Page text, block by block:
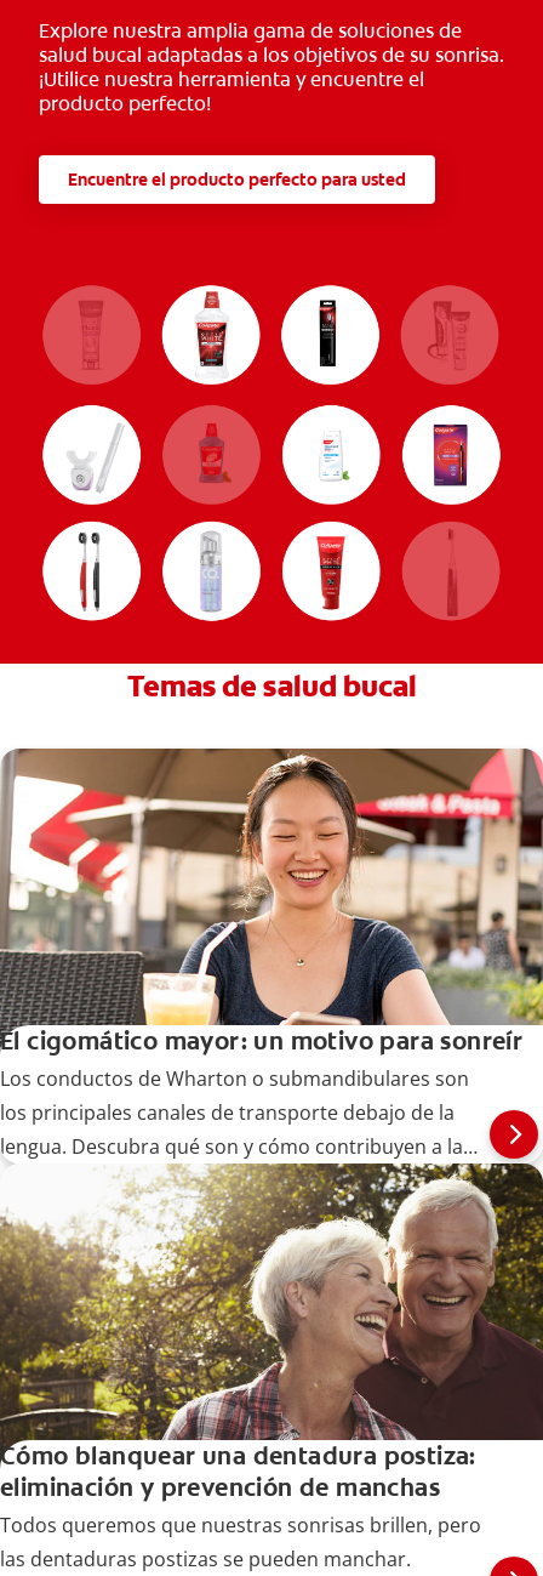
Explore nuestra amplia gama de soluciones de
salud bucal adaptadas a los objetivos de su sonrisa.
¡Utilice nuestra herramienta y encuentre el
producto perfecto!
Encuentre el producto perfecto para usted
Temas de salud bucal
El cigomático mayor: un motivo para sonreír
Los conductos de Wharton o submandibulares son
los principales canales de transporte debajo de la
lengua. Descubra qué son y cómo contribuyen a la
Cómo blanquear una dentadura postiza:
eliminación y prevención de manchas
Todos queremos que nuestras sonrisas brillen, pero
las dentaduras postizas se pueden manchar.